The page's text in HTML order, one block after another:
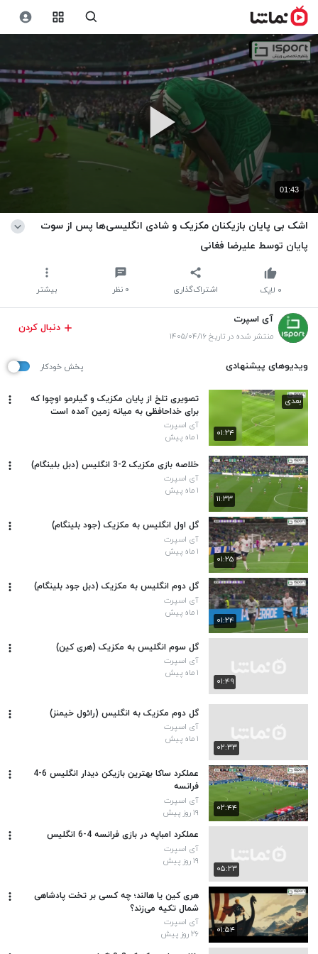
01:43
اشک بی پایان بازیکنان مکزیک و شادی انگلیسی‌ها پس از سوت
پایان توسط علیرضا فغانی
اشتراک‌گذاری ۰ نظر بیشتر ۰ لایک
آی اسپرت
منتشر شده در تاریخ ۱۴۰۵/۰۴/۱۶
دنبال کردن
ویدیوهای پیشنهادی پخش خودکار
۰۱:۲۴
بعدی
تصویری تلخ از پایان مکزیک و گیلرمو اوچوا که
برای خداحافظی به میانه زمین آمده است
آی اسپرت
۱ ماه پیش
۱۱:۳۳
خلاصه بازی مکزیک 2-3 انگلیس (دبل بلینگام)
آی اسپرت
۱ ماه پیش
۰۱:۲۵
گل اول انگلیس به مکزیک (جود بلینگام)
آی اسپرت
۱ ماه پیش
۰۱:۲۴
گل دوم انگلیس به مکزیک (دبل جود بلینگام)
آی اسپرت
۱ ماه پیش
۰۱:۴۹
گل سوم انگلیس به مکزیک (هری کین)
آی اسپرت
۱ ماه پیش
۰۲:۳۳
گل دوم مکزیک به انگلیس (رائول خیمنز)
آی اسپرت
۱ ماه پیش
۰۲:۴۴
عملکرد ساکا بهترین بازیکن دیدار انگلیس 6-4
فرانسه
آی اسپرت
۱۹ روز پیش
۰۵:۲۳
عملکرد امباپه در بازی فرانسه 4-6 انگلیس
آی اسپرت
۱۹ روز پیش
۰۱:۵۴
هری کین یا هالند؛ چه کسی بر تخت پادشاهی
شمال تکیه می‌زند؟
آی اسپرت
۲۶ روز پیش